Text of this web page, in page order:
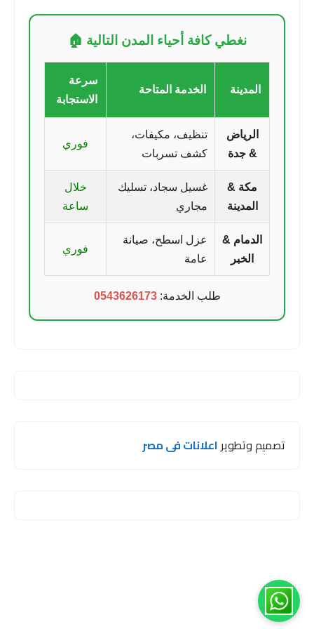
نغطي كافة أحياء المدن التالية 🏠
المدينة الخدمة المتاحة
سرعة
الاستجابة
الرياض
& جدة
تنظيف، مكيفات،
كشف تسربات
فوري
مكة &
المدينة
غسيل سجاد، تسليك
مجاري
خلال
ساعة
الدمام &
الخبر
عزل اسطح، صيانة
عامة
فوري
طلب الخدمة:0543626173
تصميم وتطويراعلانات فى مصر
مرحبا اخي 😊